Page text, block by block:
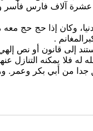
عشرة آلاف فارس فأسر
وكان إذا حج حج
.
إلى قانون أو نص
فلا يمكنه التنازل
جدا من أبي بكر